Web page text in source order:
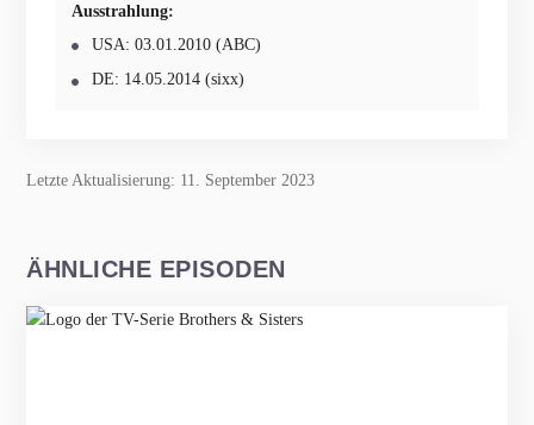
Ausstrahlung:
USA: 03.01.2010 (ABC)
DE: 14.05.2014 (sixx)
Letzte Aktualisierung: 11. September 2023
ÄHNLICHE EPISODEN